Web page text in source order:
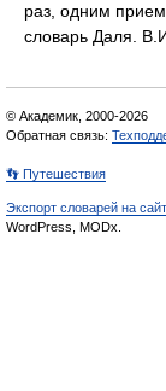
раз, одним
словарь Даля.
© Академик, 2000-2026
Обратная связь:
👣 Путешествия
Экспорт словарей на
WordPress, MODx.